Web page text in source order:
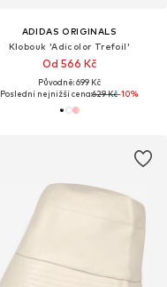
ADIDAS ORIGINALS
Klobouk 'Adicolor Trefoil'
Od 566 Kč
Původně: 699 Kč
Poslední nejnižší cena:629 Kč-10%